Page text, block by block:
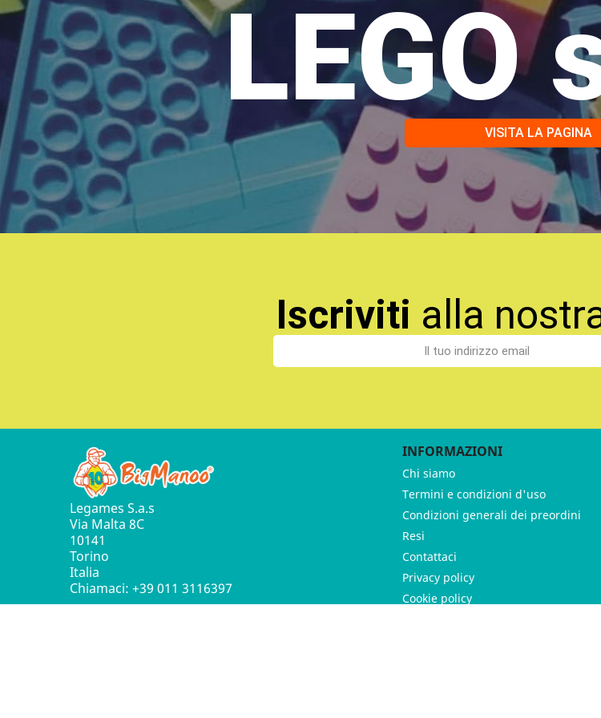
LEGO
VISITA LA PAGINA
Iscriviti alla
Legames S.a.s
Via Malta 8C
10141
Torino
Italia
Chiamaci: +39 011 3116397
INFORMAZIONI
Chi siamo
Termini e condizioni d'uso
Condizioni generali dei preordini
Resi
Contattaci
Privacy policy
Cookie policy